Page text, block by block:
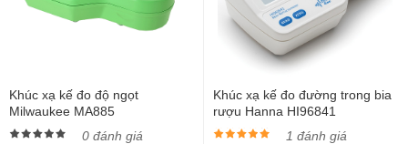
Khúc xạ kế đo độ ngọt
Milwaukee MA885
0 đánh giá
Khúc xạ kế đo đường trong bia
rượu Hanna HI96841
1 đánh giá